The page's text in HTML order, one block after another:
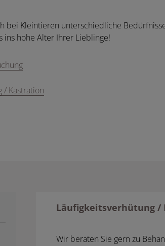
bei Kleintieren unterschiedliche
ins hohe Alter Ihrer Lieblinge!
/ Kastration
Läufigkeitsverhütung /
Wir beraten Sie gern zu